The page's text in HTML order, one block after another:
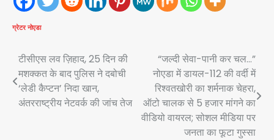
ग्रेटर नोएडा
Post
navigation
टीसीएस लव ज़िहाद, 25 दिन की
मशक्कत के बाद पुलिस ने दबोची
‘लेडी कैप्टन’ निदा खान,
अंतरराष्ट्रीय नेटवर्क की जांच तेज
“जल्दी सेवा-पानी कर चल…”
नोएडा में डायल-112 की वर्दी में
रिश्वतखोरी का शर्मनाक चेहरा,
ऑटो चालक से 5 हजार मांगने का
वीडियो वायरल; सोशल मीडिया पर
जनता का फूटा गुस्सा